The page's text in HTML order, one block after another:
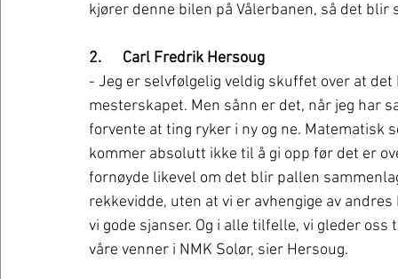
kjører denne bilen på Vålerbanen, så det
2.      Carl Fredrik Hersoug
- Jeg er selvfølgelig veldig skuffet over at
mesterskapet. Men sånn er det, når jeg har
forvente at ting ryker i ny og ne. Matematisk
kommer absolutt ikke til å gi opp før det er
fornøyde likevel om det blir pallen
rekkevidde, uten at vi er avhengige av
vi gode sjanser. Og i alle tilfelle, vi gleder
våre venner i NMK Solør, sier Hersoug.